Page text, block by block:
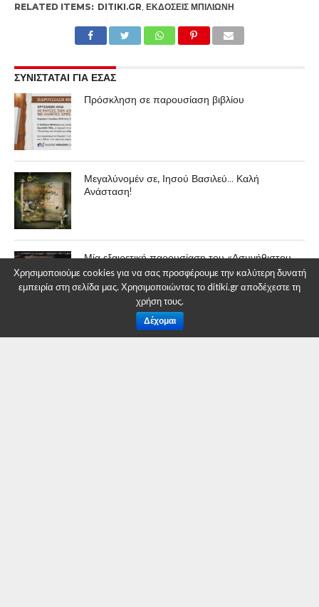
RELATED ITEMS: DITIKI.GR ΕΚΔΌΣΕΙΣ ΜΠΙΛΙΏΝΗ
ΣΥΝΙΣΤΑΤΑΙ ΓΙΑ ΕΣΑΣ
Πρόσκληση σε παρουσίαση βιβλίου
Μεγαλύνομέν σε, Ιησού Βασιλεύ… Καλή
Ανάσταση!
Μία εξαιρετική παρουσίαση του «Ασυνήθιστου
Άγγελου» στον Βόλο
Χρησιμοποιούμε cookies για να σας προσφέρουμε την καλύτερη δυνατή
εμπειρία στη σελίδα μας. Χρησιμοποιώντας το ditiki.gr αποδέχεστε τη
χρήση τους.
Δέχομαι